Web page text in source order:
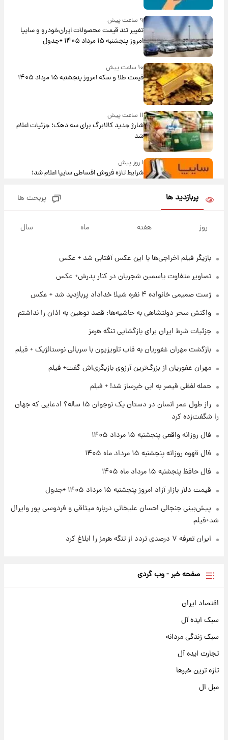
۹ ساعت پیش
تغییر تند قیمت محصولات ایران‌خودرو و سایپا
امروز پنجشنبه ۱۵ مرداد ۱۴۰۵ +جدول
۱۰ ساعت پیش
قیمت طلا و سکه امروز پنجشنبه ۱۵ مرداد ۱۴۰۵
۱۱ ساعت پیش
شارژ جدید کالابرگ برای سه دهک؛ جزئیات اعلام
شد
۱ روز پیش
شرایط تازه فروش اقساطی سایپا اعلام شد؛
قیمت سکه و طلا فردا
۱۶ ساعت پیش
فال قهوه روزانه پنجشنبه ۱۵ مرداد ماه ۱۴۰۵
۱۸ ساعت پیش
فال روزانه واقعی پنجشنبه ۱۵ مرداد ۱۴۰۵
ارزش سهام عدالت برای امروز چهارشنبه ۱۴ مرداد
آغاز طرح جدید فروش مشارکت در تولید سایپا؛
نام خودرو، مبلغ پیش پرداخت و زمان تحویل |
پربازدید ها پربحث ها
روز هفته ماه سال
بازیگر فیلم اخراجی‌ها با این عکس آفتابی شد + عکس
تصاویر متفاوت یاسمین شجریان در کنار پدرش+ عکس
ژست صمیمی خانواده ۴ نفره شیلا خداداد پربازدید شد + عکس
واکنش سحر دولتشاهی به حاشیه‌ها: قصد توهین به اذان را نداشتم
جزئیات شرط ایران برای بازگشایی تنگه هرمز
بازگشت مهران غفوریان به قاب تلویزیون با سریالی نوستالژیک + فیلم
مهران غفوریان از بزرگ‌ترین آرزوی بازیگری‌اش گفت+ فیلم
حمله لفظی قیصر به ابی خبرساز شد! + فیلم
راز طول عمر انسان در دستان یک نوجوان ۱۵ ساله؟ ادعایی که جهان
را شگفت‌زده کرد
فال روزانه واقعی پنجشنبه ۱۵ مرداد ۱۴۰۵
فال قهوه روزانه پنجشنبه ۱۵ مرداد ماه ۱۴۰۵
فال حافظ پنجشنبه ۱۵ مرداد ماه ۱۴۰۵
قیمت دلار بازار آزاد امروز پنجشنبه ۱۵ مرداد ۱۴۰۵ +جدول
پیش‌بینی جنجالی احسان علیخانی درباره میثاقی و فردوسی پور وایرال
شد+فیلم
ایران تعرفه ۷ درصدی تردد از تنگه هرمز را ابلاغ کرد
صفحه خبر - وب گردی
اقتصاد ایران
سبک ایده آل
سبک زندگی مردانه
تجارت ایده آل
تازه ترین خبرها
مبل ال